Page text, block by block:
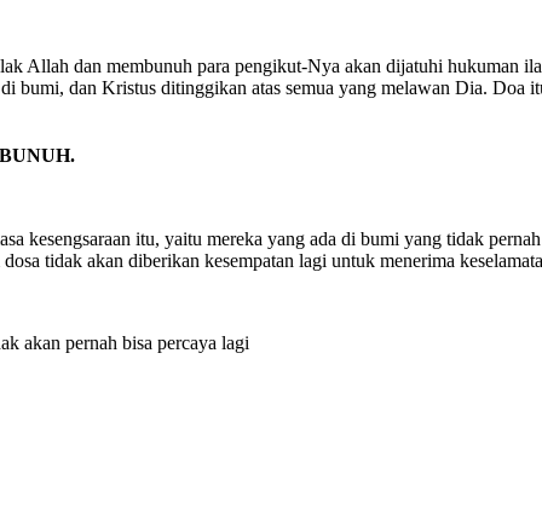
Allah dan membunuh para pengikut-Nya akan dijatuhi hukuman
bumi, dan Kristus ditinggikan atas semua yang melawan Dia. Doa
kesengsaraan itu, yaitu mereka yang ada di bumi yang tidak
tidak akan diberikan kesempatan lagi untuk menerima
akan pernah bisa percaya lagi